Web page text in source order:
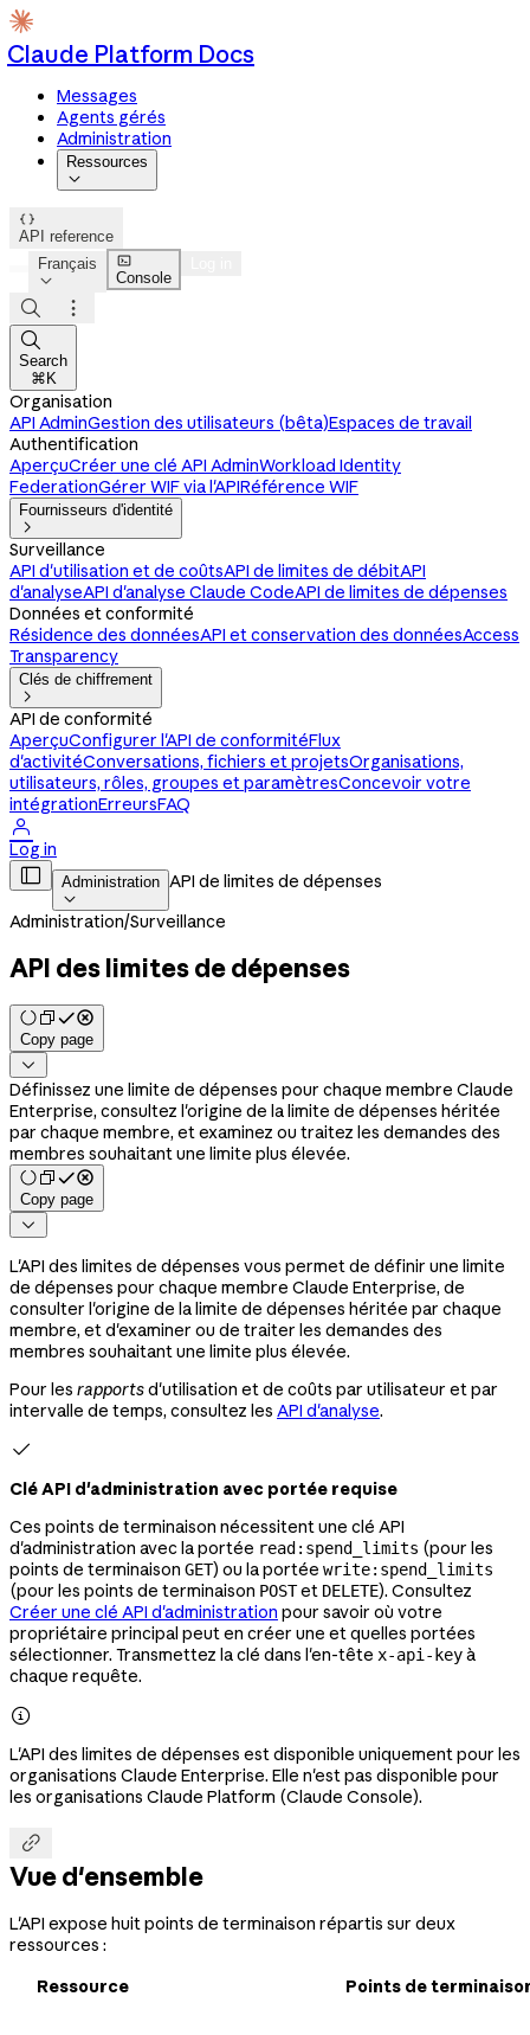
Claude Platform Docs
Messages
Agents gérés
Administration
Ressources


API reference
Français


Console



Search
⌘K
Organisation
API AdminGestion des utilisateurs (bêta)Espaces de travail
Authentification
AperçuCréer une clé API AdminWorkload Identity
FederationGérer WIF via l'APIRéférence WIF
Fournisseurs d'identité

Surveillance
API d'utilisation et de coûtsAPI de limites de débitAPI
d'analyseAPI d'analyse Claude CodeAPI de limites de dépenses
Données et conformité
Résidence des donnéesAPI et conservation des donnéesAccess
Transparency
Clés de chiffrement

API de conformité
AperçuConfigurer l'API de conformitéFlux
d'activitéConversations, fichiers et projetsOrganisations,
utilisateurs, rôles, groupes et paramètresConcevoir votre
intégrationErreursFAQ

Log in
 Administration

API de limites de dépenses
Administration/Surveillance
API des limites de dépenses
Copy page

Définissez une limite de dépenses pour chaque membre Claude
Enterprise, consultez l'origine de la limite de dépenses héritée
par chaque membre, et examinez ou traitez les demandes des
membres souhaitant une limite plus élevée.
Copy page

L'API des limites de dépenses vous permet de définir une limite
de dépenses pour chaque membre Claude Enterprise, de
consulter l'origine de la limite de dépenses héritée par chaque
membre, et d'examiner ou de traiter les demandes des
membres souhaitant une limite plus élevée.
Pour les rapportsd'utilisation et de coûts par utilisateur et par
intervalle de temps, consultez les API d'analyse.

Clé API d'administration avec portée requise
Ces points de terminaison nécessitent une clé API
d'administration avec la portée read:spend_limits (pour les
points de terminaison GET) ou la portée write:spend_limits
(pour les points de terminaison POSTet DELETE). Consultez
Créer une clé API d'administration pour savoir où votre
propriétaire principal peut en créer une et quelles portées
sélectionner. Transmettez la clé dans l'en-tête x-api-keyà
chaque requête.

L'API des limites de dépenses est disponible uniquement pour les
organisations Claude Enterprise. Elle n'est pas disponible pour
les organisations Claude Platform (Claude Console).

Vue d'ensemble
L'API expose huit points de terminaison répartis sur deux
ressources :
Ressource
Points de